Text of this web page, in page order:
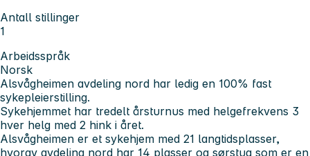
Antall stillinger
1
Arbeidsspråk
Norsk
Alsvågheimen avdeling nord har ledig en 100% fast
sykepleierstilling.
Sykehjemmet har tredelt årsturnus med helgefrekvens 3
hver helg med 2 hink i året.
Alsvågheimen er et sykehjem med 21 langtidsplasser,
hvorav avdeling nord har 14 plasser og sørstua som er en